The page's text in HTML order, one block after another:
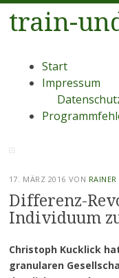
train-
Menü
Zum
Inhalt
Start
Impressum
17. MÄRZ 2016 VON
Differenz-
Individuum
Christoph Kucklick
granularen